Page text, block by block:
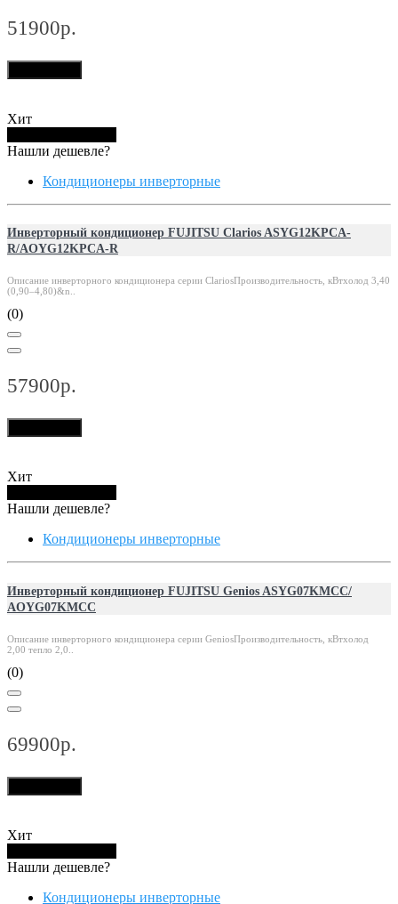
51900р.
Хит
Нашли дешевле?
Кондиционеры инверторные
Инверторный кондиционер FUJITSU Clarios ASYG12KPCA-
R/AOYG12KPCA-R
Описание инверторного кондиционера серии ClariosПроизводительность, кВтхолод 3,40
(0,90–4,80)&n..
(0)
57900р.
Хит
Нашли дешевле?
Кондиционеры инверторные
Инверторный кондиционер FUJITSU Genios ASYG07KMCC/
AOYG07KMCC
Описание инверторного кондиционера серии GeniosПроизводительность, кВтхолод
2,00 тепло 2,0..
(0)
69900р.
Хит
Нашли дешевле?
Кондиционеры инверторные